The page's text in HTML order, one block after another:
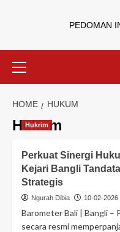
PEDOMAN
HOME HUKUM
Hukum
Hukrim
Perkuat Sinergi
Kejari Bangli
Strategis
Ngurah Dibia 10-02-2026
Barometer Bali | Bangli –
secara resmi